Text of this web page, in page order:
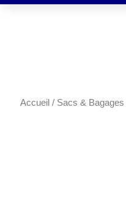
Accueil / Sacs & Bagages